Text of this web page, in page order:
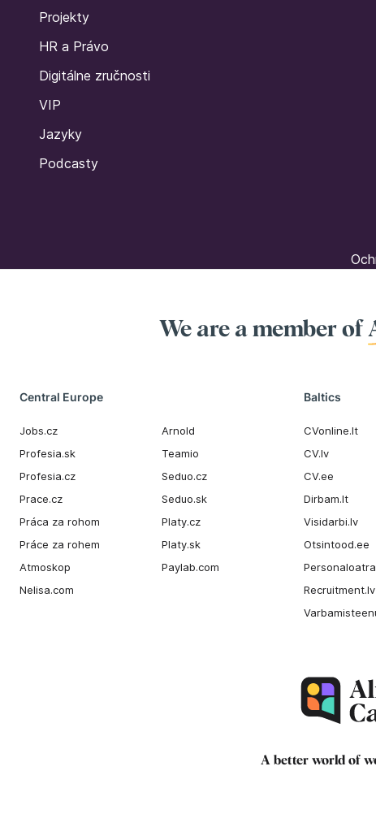
Projekty
HR a Právo
Digitálne zručnosti
VIP
Jazyky
Podcasty
We are a member of
Central Europe
Jobs.cz
Profesia.sk
Profesia.cz
Prace.cz
Práca za rohom
Práce za rohem
Atmoskop
Nelisa.com
Arnold
Teamio
Seduo.cz
Seduo.sk
Platy.cz
Platy.sk
Paylab.com
Baltics
CVonline.lt
CV.lv
CV.ee
Dirbam.It
Visidarbi.lv
Otsintood.ee
Recruitment.lv
A better world of